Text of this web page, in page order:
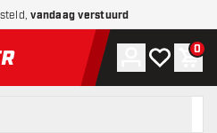
vandaag verstuurd
home pagina
Account
Mijn 0